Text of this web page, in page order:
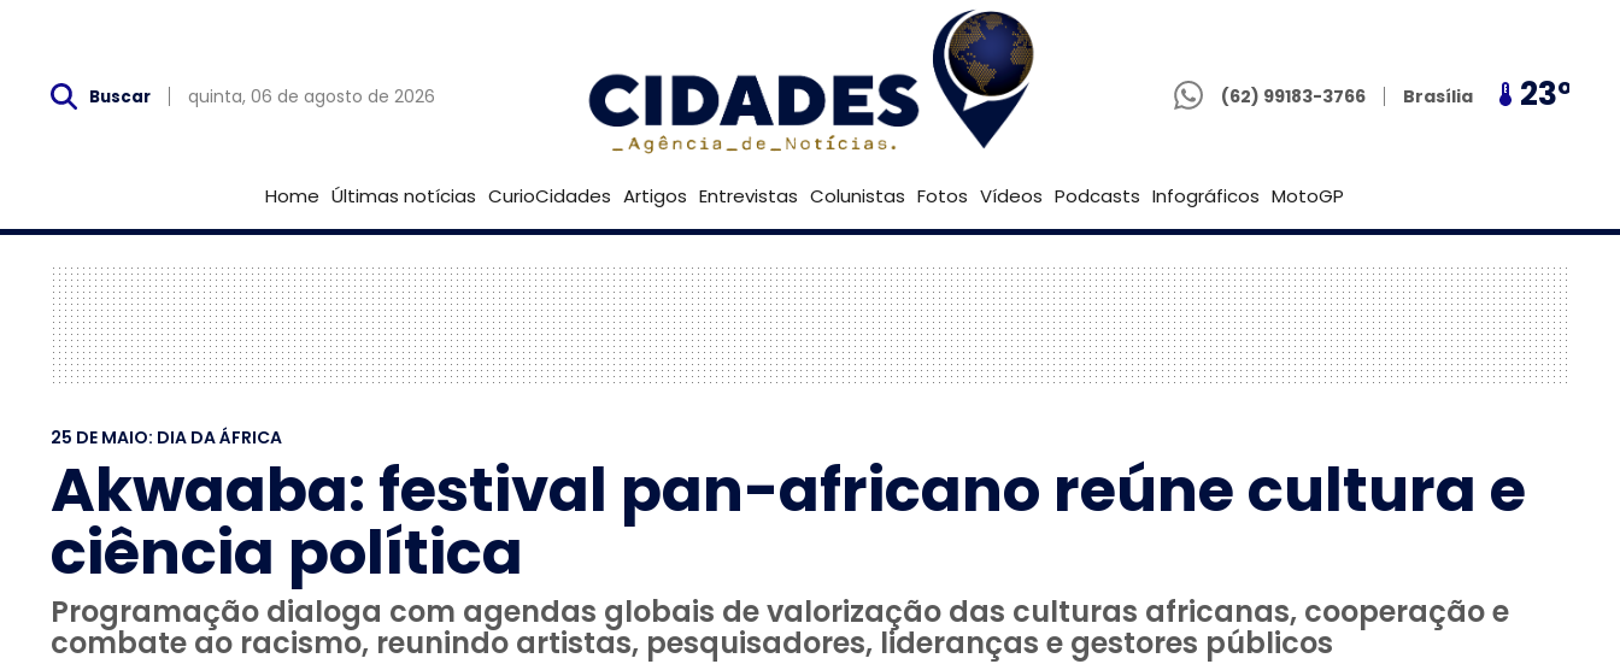
Buscar quinta, 06 de agosto de 2026 (62) 99183-3766
Goiânia 26º Brasília Goiânia 26º Brasília 23º
Home Últimas notícias CurioCidades Artigos Entrevistas Colunistas Fotos Vídeos Podcasts Infográficos MotoGP
25 DE MAIO: DIA DA ÁFRICA
Akwaaba: festival pan-africano reúne cultura e
ciência política
Programação dialoga com agendas globais de valorização das culturas africanas, cooperação e
combate ao racismo, reunindo artistas, pesquisadores, lideranças e gestores públicos